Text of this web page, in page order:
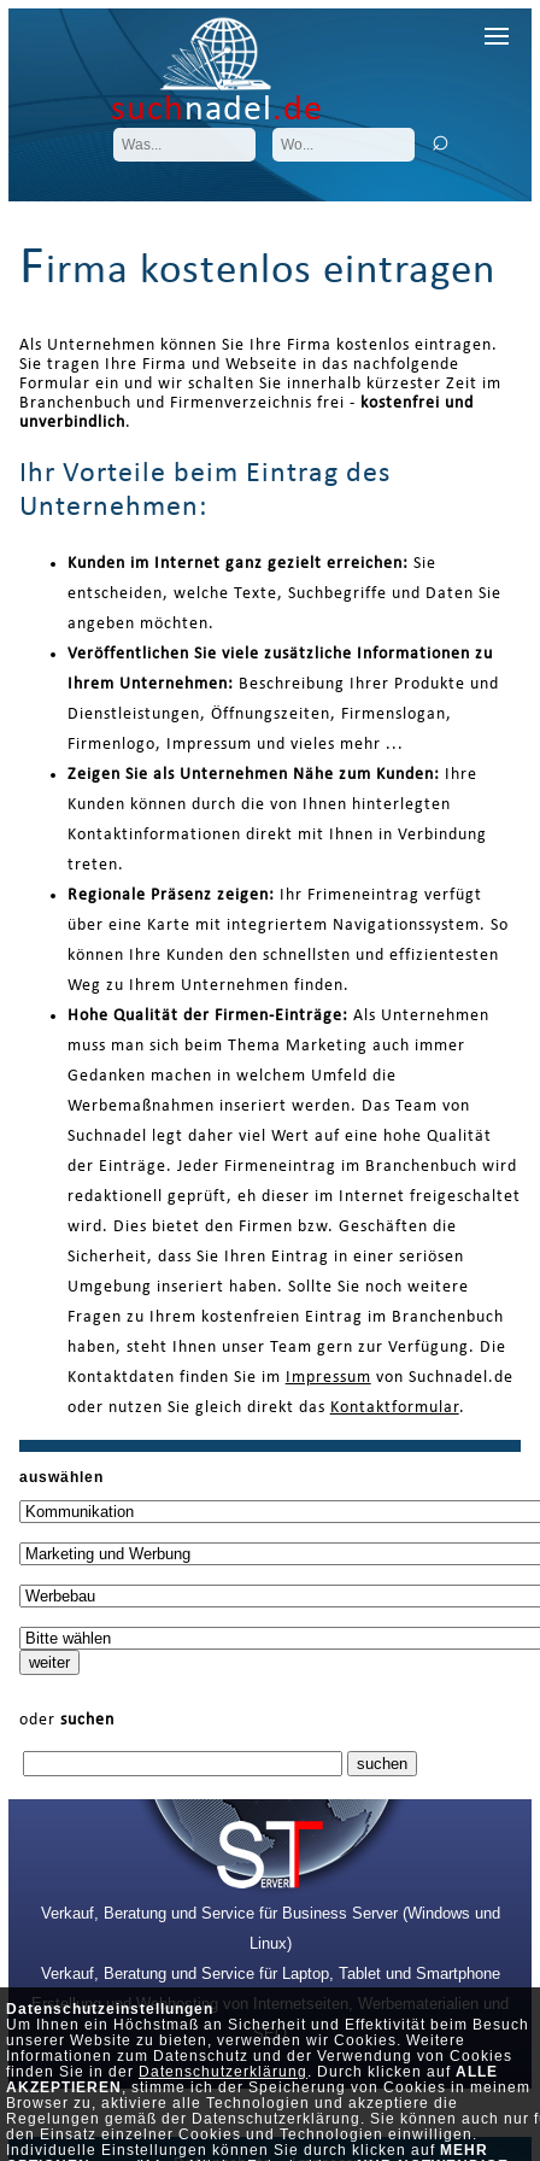
Datenschutzeinstellungen
Um Ihnen ein Höchstmaß an Sicherheit und Effektivität beim Besuch
unserer Website zu bieten, verwenden wir Cookies. Weitere
Informationen zum Datenschutz und der Verwendung von Cookies
finden Sie in der Datenschutzerklärung . Durch klicken auf ALLE
AKZEPTIEREN, stimme ich der Speicherung von Cookies in meinem
Browser zu, aktiviere alle Technologien und akzeptiere die
Regelungen gemäß der Datenschutzerklärung. Sie können auch nur
den Einsatz einzelner Cookies und Technologien einwilligen.
Individuelle Einstellungen können Sie durch klicken auf MEHR
suchnadel.de
Firma kostenlos eintragen
Als Unternehmen können Sie Ihre Firma kostenlos eintragen.
Sie tragen Ihre Firma und Webseite in das nachfolgende
Formular ein und wir schalten Sie innerhalb kürzester Zeit im
Branchenbuch und Firmenverzeichnis frei - kostenfrei und
unverbindlich.
Ihr Vorteile beim Eintrag des
Unternehmen:
Kunden im Internet ganz gezielt erreichen: Sie
entscheiden, welche Texte, Suchbegriffe und Daten Sie
angeben möchten.
Veröffentlichen Sie viele zusätzliche Informationen zu
Ihrem Unternehmen: Beschreibung Ihrer Produkte und
Dienstleistungen, Öffnungszeiten, Firmenslogan,
Firmenlogo, Impressum und vieles mehr ...
Zeigen Sie als Unternehmen Nähe zum Kunden: Ihre
Kunden können durch die von Ihnen hinterlegten
Kontaktinformationen direkt mit Ihnen in Verbindung
treten.
Regionale Präsenz zeigen: Ihr Frimeneintrag verfügt
über eine Karte mit integriertem Navigationssystem. So
können Ihre Kunden den schnellsten und effizientesten
Weg zu Ihrem Unternehmen finden.
Hohe Qualität der Firmen-Einträge: Als Unternehmen
muss man sich beim Thema Marketing auch immer
Gedanken machen in welchem Umfeld die
Werbemaßnahmen inseriert werden. Das Team von
Suchnadel legt daher viel Wert auf eine hohe Qualität
der Einträge. Jeder Firmeneintrag im Branchenbuch wird
redaktionell geprüft, eh dieser im Internet freigeschaltet
wird. Dies bietet den Firmen bzw. Geschäften die
Sicherheit, dass Sie Ihren Eintrag in einer seriösen
Umgebung inseriert haben. Sollte Sie noch weitere
Fragen zu Ihrem kostenfreien Eintrag im Branchenbuch
haben, steht Ihnen unser Team gern zur Verfügung. Die
Kontaktdaten finden Sie im
Impressum von Suchnadel.de
oder nutzen Sie gleich direkt das Kontaktformular.
auswählen
oder suchen
Verkauf, Beratung und Service für Business Server (Windows und
Linux)
Verkauf, Beratung und Service für Laptop, Tablet und Smartphone
Erstellung und Webhosting von Internetseiten, Werbematerialien und
SEO